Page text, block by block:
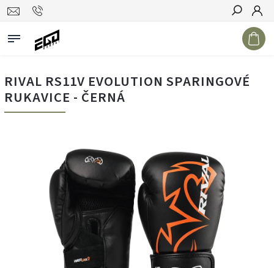
Hledat
RIVAL RS11V EVOLUTION SPARINGOVÉ
RUKAVICE - ČERNÁ